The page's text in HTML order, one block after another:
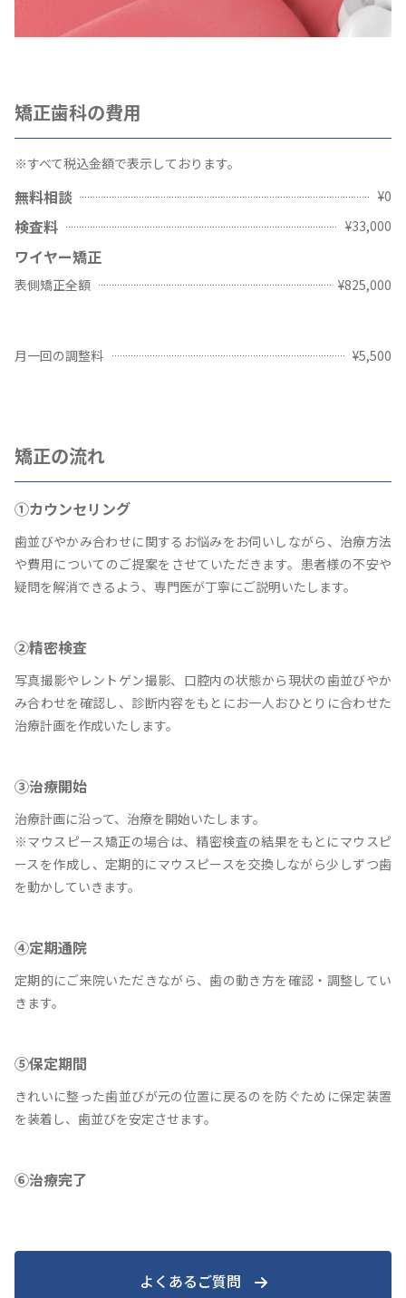
矯正歯科の費用
※すべて税込金額で表示しております。
無料相談 ¥0
検査料 ¥33,000
ワイヤー矯正
表側矯正全額 ¥825,000
月一回の調整料 ¥5,500
矯正の流れ
①カウンセリング
歯並びやかみ合わせに関するお悩みをお伺いしながら、治療方法
や費用についてのご提案をさせていただきます。患者様の不安や
疑問を解消できるよう、専門医が丁寧にご説明いたします。
②精密検査
写真撮影やレントゲン撮影、口腔内の状態から現状の歯並びやか
み合わせを確認し、診断内容をもとにお一人おひとりに合わせた
治療計画を作成いたします。
③治療開始
治療計画に沿って、治療を開始いたします。
※マウスピース矯正の場合は、精密検査の結果をもとにマウスピ
ースを作成し、定期的にマウスピースを交換しながら少しずつ歯
を動かしていきます。
④定期通院
定期的にご来院いただきながら、歯の動き方を確認・調整してい
きます。
⑤保定期間
きれいに整った歯並びが元の位置に戻るのを防ぐために保定装置
を装着し、歯並びを安定させます。
⑥治療完了
よくあるご質問